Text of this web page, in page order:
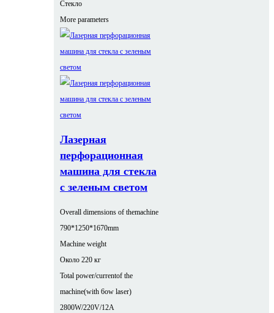
Стекло
More parameters
Лазерная
перфорационная
машина для стекла
с зеленым светом
Overall dimensions of themachine
790*1250*1670mm
Machine weight
Около 220 кг
Total power/currentof the
machine(with 6ow laser)
2800W/220V/12A